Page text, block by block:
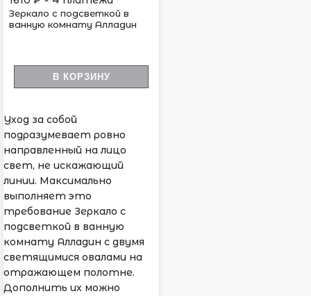
Зеркало с подсветкой в
ванную комнату Алладин
В КОРЗИНУ
Уход за собой
подразумевает ровно
направленный на лицо
свет, не искажающий
линии. Максимально
выполняет это
требование Зеркало с
подсветкой в ванную
комнату Алладин с двумя
светящимися овалами на
отражающем полотне.
Дополнить их можно